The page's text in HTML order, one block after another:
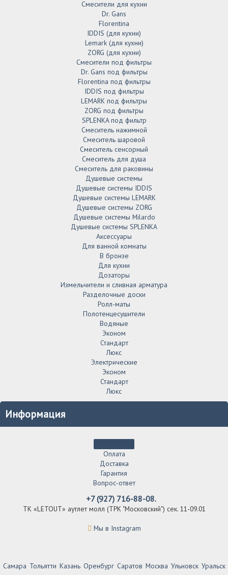
Смесители для кухни
Dr. Gans
Florentina
IDDIS (для кухни)
Lemark (для кухни)
ZORG (для кухни)
Смесители под фильтры
Dr. Gans под фильтры
Florentina под фильтры
IDDIS под фильтры
LEMARK под фильтры
ZORG под фильтры
SPLENKA под фильтр
Смеситель нажимной
Смеситель шаровой
Смеситель сенсорный
Смеситель для душа
Смеситель для раковины
Душевые системы
Душевые системы IDDIS
Душевые системы LEMARK
Душевые системы ZORG
Душевые системы Milardo
Душевые системы SPLENKA
Аксессуары
Для ванной комнаты
В бронзе
Для кухни
Дозаторы
Измельчители и сливная арматура
Разделочные доски
Ролл-маты
Полотенцесушители
Водяные
Эконом
Стандарт
Люкс
Электрические
Эконом
Стандарт
Люкс
Информация
Оплата
Доставка
Гарантия
Вопрос-ответ
+7 (927) 716-88-08.
ТК «LETOUT» аутлет молл (ТРК "Московский") сек. 11-09.01
Мы в Instagram
Самара Тольятти Казань Оренбург Саратов Москва Ульновск Уральск